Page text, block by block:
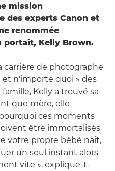
mission
des experts Canon et
renommée
portait, Kelly Brown.
carrière de photographe
n'importe quoi » des
Kelly a trouvé sa
que mère, elle
ces moments
être immortalisés
votre propre bébé nait,
un seul instant alors
vite », explique-t-